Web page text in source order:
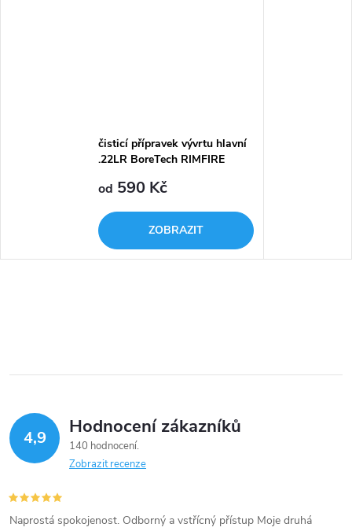
čisticí přípravek vývrtu hlavní
.22LR BoreTech RIMFIRE
od 590 Kč
ZOBRAZIT
4,9 Hodnocení zákazníků
140 hodnocení
Zobrazit recenze
Naprostá spokojenost. Odborný a vstřícný přístup Moje druhá